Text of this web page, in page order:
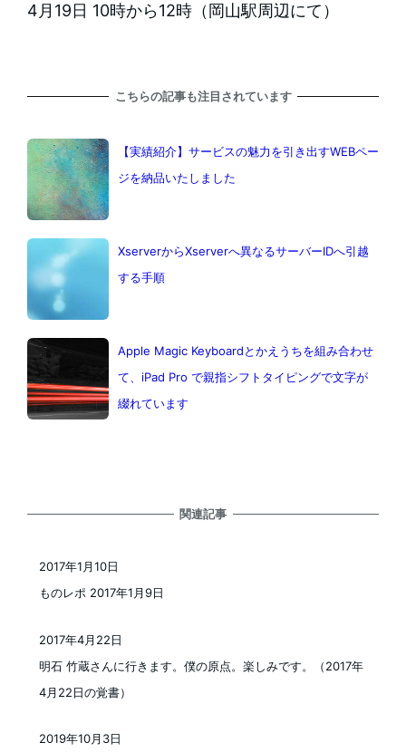
4月19日 10時から12時（岡山駅周辺にて）
こちらの記事も注目されています
【実績紹介】サービスの魅力を引き出すWEBペー
ジを納品いたしました
XserverからXserverへ異なるサーバーIDへ引越
する手順
Apple Magic Keyboardとかえうちを組み合わせ
て、iPad Pro で親指シフトタイピングで文字が
綴れています
関連記事
ものレポ 2017年1月9日
2017年1月10日
明石 竹蔵さんに行きます。僕の原点。楽しみです。（2017年
4月22日の覚書）
投稿日
2017年4月22日
2019年10月3日